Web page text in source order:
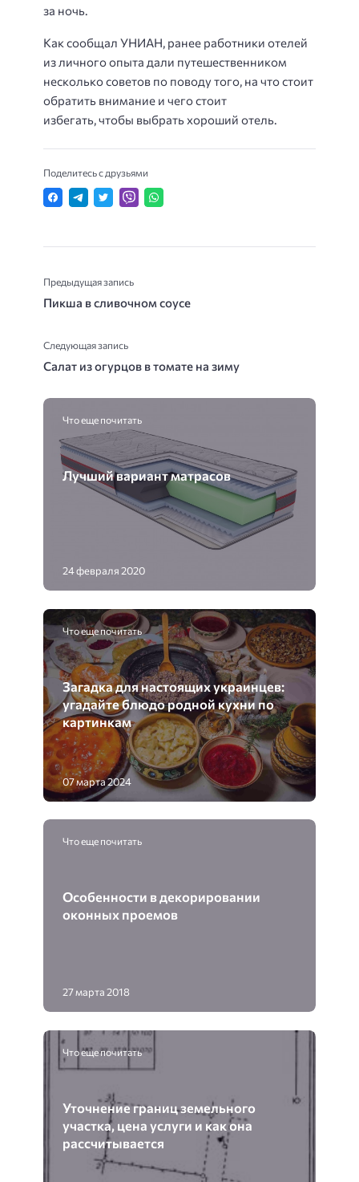
за ночь.
Как сообщал УНИАН, ранее работники отелей
из личного опыта дали путешественником
несколько советов по поводу того, на что стоит
обратить внимание и чего стоит
избегать, чтобы выбрать хороший отель.
Поделитесь с друзьями
Предыдущая запись
Пикша в сливочном соусе
Следующая запись
Салат из огурцов в томате на зиму
Что еще почитать
Лучший вариант матрасов
24 февраля 2020
Что еще почитать
Загадка для настоящих украинцев:
угадайте блюдо родной кухни по
картинкам
07 марта 2024
Что еще почитать
Особенности в декорировании
оконных проемов
27 марта 2018
Что еще почитать
Уточнение границ земельного
участка, цена услуги и как она
рассчитывается